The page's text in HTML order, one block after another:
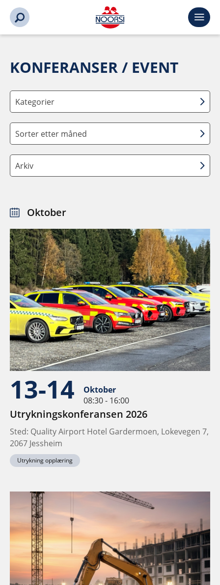
KONFERANSER / EVENT
Kategorier
Sorter etter måned
Arkiv
Oktober
13-14
Oktober
08:30 - 16:00
Utrykningskonferansen 2026
Sted: Quality Airport Hotel Gardermoen, Lokevegen 7,
2067 Jessheim
Utrykning opplæring